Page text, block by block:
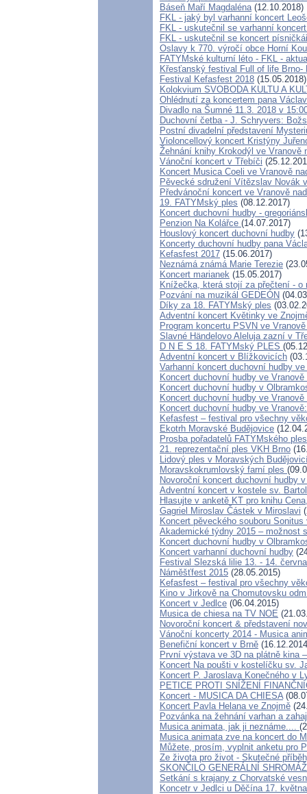
Báseň Maří Magdaléna (12.10.2018)
FKL - jaký byl varhanní koncert
FKL - uskutečnil se varhanní
FKL - uskutečnil se koncert
Oslavy k 770. výročí obce Horní
FATYMské kulturní léto - FKL -
Křesťanský festival Full of life Brno-
Festival Kefasfest 2018 (15.05.2018)
Kolokvium SVOBODA KULTU A
Ohlédnutí za koncertem pana
Divadlo na Šumné 11.3. 2018 v
Duchovní četba - J. Schryvers:
Postní divadelní představení
Violoncellový koncert Kristýny
Žehnání knihy Krokodýl ve Vranově
Vánoční koncert v Třebíči
Koncert Musica Coeli ve Vranově
Pěvecké sdružení Vítězslav Novák
Předvánoční koncert ve Vranově
19. FATYMský ples (08.12.2017)
Koncert duchovní hudby -
Penzion Na Kolářce (14.07.2017)
Houslový koncert duchovní hudby
Koncerty duchovní hudby pana
Kefasfest 2017 (15.06.2017)
Neznámá známá Marie Terezie
Koncert marianek (15.05.2017)
Knížečka, která stojí za přečtení - o
Pozvání na muzikál GEDEÓN
Díky za 18. FATYMský ples
Adventní koncert Květinky ve
Program koncertu PSVN ve
Slavné Händelovo Aleluja zazní v
D N E S 18. FATYMský PLES
Adventní koncert v Blížkovicích
Varhanní koncert duchovní hudby ve
Koncert duchovní hudby ve
Koncert duchovní hudby v
Koncert duchovní hudby ve
Koncert duchovní hudby ve
Kefasfest – festival pro všechny
Ekotrh Moravské Budějovice
Prosba pořadatelů FATYMského
21. reprezentační ples VKH Brno
Lidový ples v Moravských
Moravskokrumlovský farní ples
Novoroční koncert duchovní hudby
Adventní koncert v kostele sv.
Hlasujte v anketě KT pro knihu
Gagriel Miroslav Částek v Miroslavi
Koncert pěveckého souboru
Akademické týdny 2015 – možnost
Koncert duchovní hudby v
Koncert varhanní duchovní hudby
Festival Slezská lilie 13. - 14.
Náměšťfest 2015 (28.05.2015)
Kefasfest – festival pro všechny
Kino v Jirkově na Chomutovsku
Koncert v Jedlce (06.04.2015)
Musica de chiesa na TV NOE
Novoroční koncert & představení
Vánoční koncerty 2014 - Musica
Benefiční koncert v Brně
První výstava ve 3D na plátně kina
Koncert Na poušti v kostelíčku sv.
Koncert P. Jaroslava Konečného v
PETICE PROTI SNÍŽENÍ
Koncert - MUSICA DA CHIESA
Koncert Pavla Helana ve Znojmě
Pozvánka na žehnání varhan a
Musica animata, jak ji neznáme....
Musica animata zve na koncert do
Můžete, prosím, vyplnit anketu pro
Ze života pro život - Skutečné
SKONČILO GENERÁLNÍ
Setkání s krajany z Chorvatské
Koncetr v Jedlci u Děčína 17.